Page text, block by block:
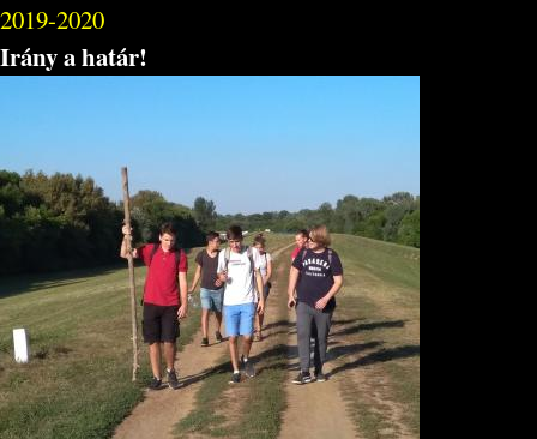
2019-2020
Irány a határ!